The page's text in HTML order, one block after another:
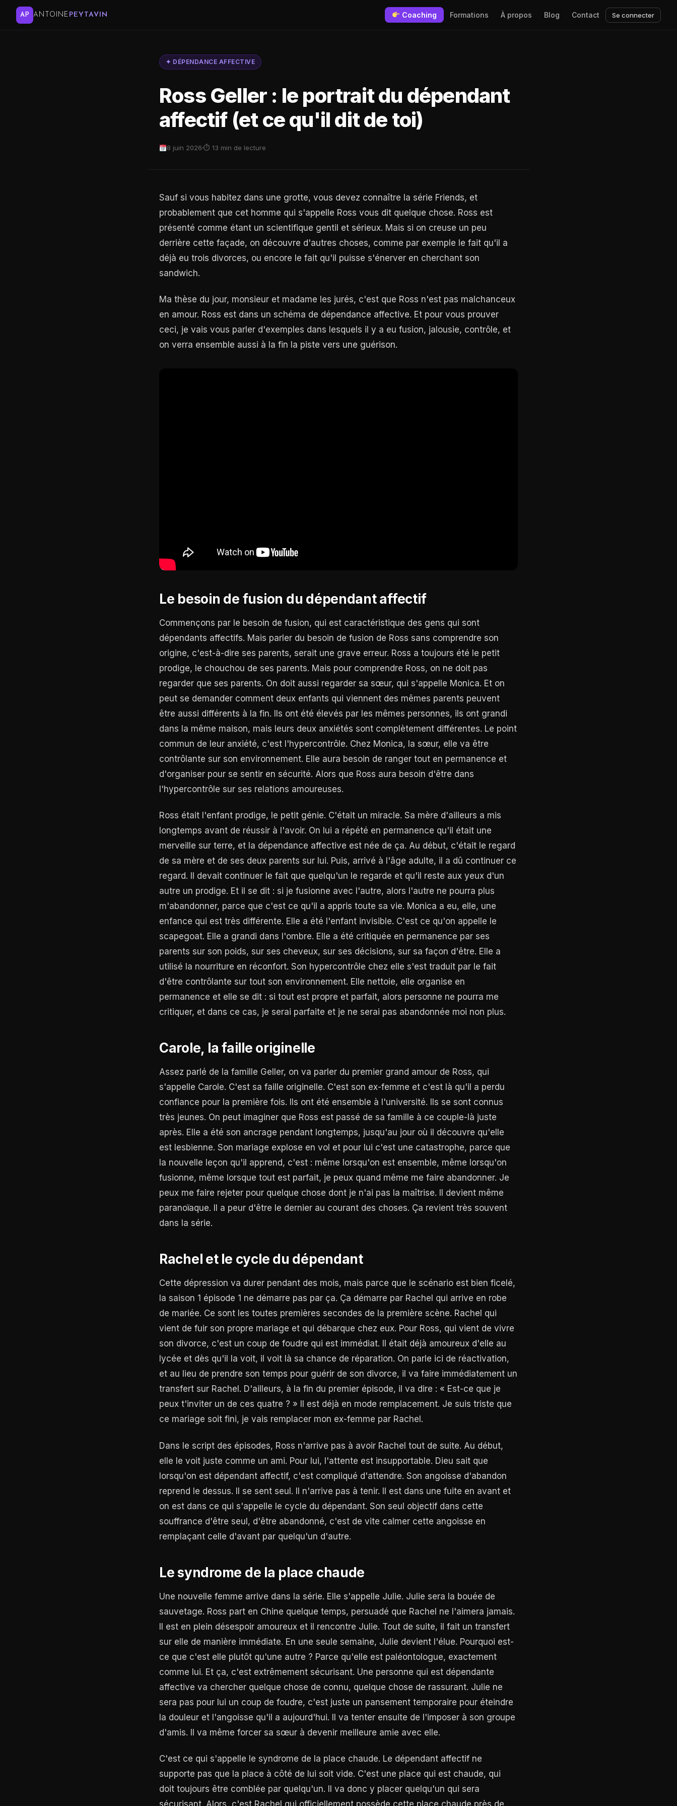
AP ANTOINE PEYTAVIN Coaching Formations À propos Blog Contact Se connecter
✦ DÉPENDANCE AFFECTIVE
Ross Geller : le portrait du dépendant
affectif (et ce qu'il dit de toi)
8 juin 2026 ⏱ 13 min de lecture
Sauf si vous habitez dans une grotte, vous devez connaître la série Friends, et
probablement que cet homme qui s'appelle Ross vous dit quelque chose. Ross est
présenté comme étant un scientifique gentil et sérieux. Mais si on creuse un peu
derrière cette façade, on découvre d'autres choses, comme par exemple le fait qu'il a
déjà eu trois divorces, ou encore le fait qu'il puisse s'énerver en cherchant son
sandwich.
Ma thèse du jour, monsieur et madame les jurés, c'est que Ross n'est pas malchanceux
en amour. Ross est dans un schéma de dépendance affective. Et pour vous prouver
ceci, je vais vous parler d'exemples dans lesquels il y a eu fusion, jalousie, contrôle, et
on verra ensemble aussi à la fin la piste vers une guérison.
Le besoin de fusion du dépendant affectif
Commençons par le besoin de fusion, qui est caractéristique des gens qui sont
dépendants affectifs. Mais parler du besoin de fusion de Ross sans comprendre son
origine, c'est-à-dire ses parents, serait une grave erreur. Ross a toujours été le petit
prodige, le chouchou de ses parents. Mais pour comprendre Ross, on ne doit pas
regarder que ses parents. On doit aussi regarder sa sœur, qui s'appelle Monica. Et on
peut se demander comment deux enfants qui viennent des mêmes parents peuvent
être aussi différents à la fin. Ils ont été élevés par les mêmes personnes, ils ont grandi
dans la même maison, mais leurs deux anxiétés sont complètement différentes. Le point
commun de leur anxiété, c'est l'hypercontrôle. Chez Monica, la sœur, elle va être
contrôlante sur son environnement. Elle aura besoin de ranger tout en permanence et
d'organiser pour se sentir en sécurité. Alors que Ross aura besoin d'être dans
l'hypercontrôle sur ses relations amoureuses.
Ross était l'enfant prodige, le petit génie. C'était un miracle. Sa mère d'ailleurs a mis
longtemps avant de réussir à l'avoir. On lui a répété en permanence qu'il était une
merveille sur terre, et la dépendance affective est née de ça. Au début, c'était le regard
de sa mère et de ses deux parents sur lui. Puis, arrivé à l'âge adulte, il a dû continuer ce
regard. Il devait continuer le fait que quelqu'un le regarde et qu'il reste aux yeux d'un
autre un prodige. Et il se dit : si je fusionne avec l'autre, alors l'autre ne pourra plus
m'abandonner, parce que c'est ce qu'il a appris toute sa vie. Monica a eu, elle, une
enfance qui est très différente. Elle a été l'enfant invisible. C'est ce qu'on appelle le
scapegoat. Elle a grandi dans l'ombre. Elle a été critiquée en permanence par ses
parents sur son poids, sur ses cheveux, sur ses décisions, sur sa façon d'être. Elle a
utilisé la nourriture en réconfort. Son hypercontrôle chez elle s'est traduit par le fait
d'être contrôlante sur tout son environnement. Elle nettoie, elle organise en
permanence et elle se dit : si tout est propre et parfait, alors personne ne pourra me
critiquer, et dans ce cas, je serai parfaite et je ne serai pas abandonnée moi non plus.
Carole, la faille originelle
Assez parlé de la famille Geller, on va parler du premier grand amour de Ross, qui
s'appelle Carole. C'est sa faille originelle. C'est son ex-femme et c'est là qu'il a perdu
confiance pour la première fois. Ils ont été ensemble à l'université. Ils se sont connus
très jeunes. On peut imaginer que Ross est passé de sa famille à ce couple-là juste
après. Elle a été son ancrage pendant longtemps, jusqu'au jour où il découvre qu'elle
est lesbienne. Son mariage explose en vol et pour lui c'est une catastrophe, parce que
la nouvelle leçon qu'il apprend, c'est : même lorsqu'on est ensemble, même lorsqu'on
fusionne, même lorsque tout est parfait, je peux quand même me faire abandonner. Je
peux me faire rejeter pour quelque chose dont je n'ai pas la maîtrise. Il devient même
paranoïaque. Il a peur d'être le dernier au courant des choses. Ça revient très souvent
dans la série.
Rachel et le cycle du dépendant
Cette dépression va durer pendant des mois, mais parce que le scénario est bien ficelé,
la saison 1 épisode 1 ne démarre pas par ça. Ça démarre par Rachel qui arrive en robe
de mariée. Ce sont les toutes premières secondes de la première scène. Rachel qui
vient de fuir son propre mariage et qui débarque chez eux. Pour Ross, qui vient de vivre
son divorce, c'est un coup de foudre qui est immédiat. Il était déjà amoureux d'elle au
lycée et dès qu'il la voit, il voit là sa chance de réparation. On parle ici de réactivation,
et au lieu de prendre son temps pour guérir de son divorce, il va faire immédiatement un
transfert sur Rachel. D'ailleurs, à la fin du premier épisode, il va dire : « Est-ce que je
peux t'inviter un de ces quatre ? » Il est déjà en mode remplacement. Je suis triste que
ce mariage soit fini, je vais remplacer mon ex-femme par Rachel.
Dans le script des épisodes, Ross n'arrive pas à avoir Rachel tout de suite. Au début,
elle le voit juste comme un ami. Pour lui, l'attente est insupportable. Dieu sait que
lorsqu'on est dépendant affectif, c'est compliqué d'attendre. Son angoisse d'abandon
reprend le dessus. Il se sent seul. Il n'arrive pas à tenir. Il est dans une fuite en avant et
on est dans ce qui s'appelle le cycle du dépendant. Son seul objectif dans cette
souffrance d'être seul, d'être abandonné, c'est de vite calmer cette angoisse en
remplaçant celle d'avant par quelqu'un d'autre.
Le syndrome de la place chaude
Une nouvelle femme arrive dans la série. Elle s'appelle Julie. Julie sera la bouée de
sauvetage. Ross part en Chine quelque temps, persuadé que Rachel ne l'aimera jamais.
Il est en plein désespoir amoureux et il rencontre Julie. Tout de suite, il fait un transfert
sur elle de manière immédiate. En une seule semaine, Julie devient l'élue. Pourquoi est-
ce que c'est elle plutôt qu'une autre ? Parce qu'elle est paléontologue, exactement
comme lui. Et ça, c'est extrêmement sécurisant. Une personne qui est dépendante
affective va chercher quelque chose de connu, quelque chose de rassurant. Julie ne
sera pas pour lui un coup de foudre, c'est juste un pansement temporaire pour éteindre
la douleur et l'angoisse qu'il a aujourd'hui. Il va tenter ensuite de l'imposer à son groupe
d'amis. Il va même forcer sa sœur à devenir meilleure amie avec elle.
C'est ce qui s'appelle le syndrome de la place chaude. Le dépendant affectif ne
supporte pas que la place à côté de lui soit vide. C'est une place qui est chaude, qui
doit toujours être comblée par quelqu'un. Il va donc y placer quelqu'un qui sera